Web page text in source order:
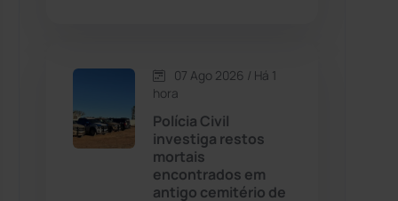
Érico Cardoso
Esportes
(24)
07 Ago 2026 / Há 1
hora
Polícia Civil
investiga restos
mortais
encontrados em
antigo cemitério de